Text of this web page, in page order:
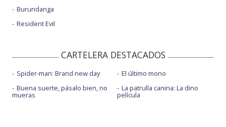
Burundanga
Resident Evil
CARTELERA DESTACADOS
Spider-man: Brand new day
Buena suerte, pásalo bien, no
mueras
El último mono
La patrulla canina: La dino
película